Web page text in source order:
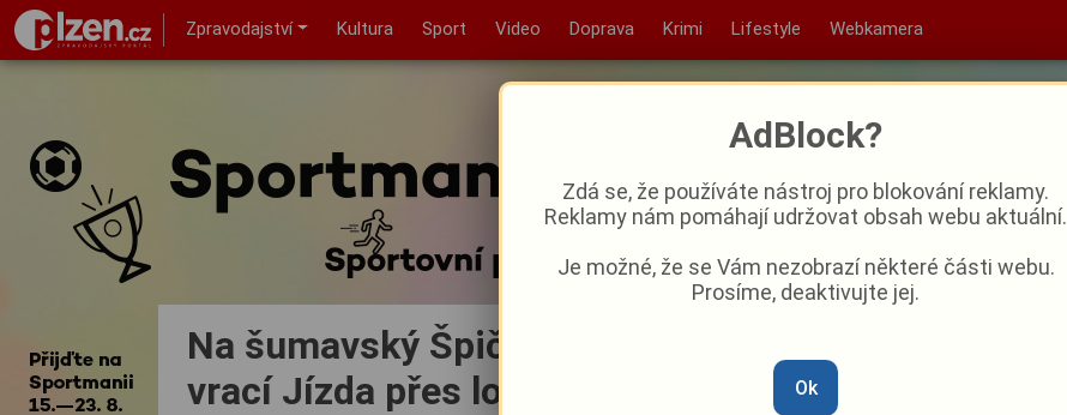
Zpravodajství Kultura Sport Video Doprava Krimi Lifestyle Webkamera
Na šumavský Špičák se dnes po třech letech
vrací Jízda přes louži
AdBlock?
Zdá se, že používáte nástroj pro blokování reklamy.
Reklamy nám pomáhají udržovat obsah webu aktuální.
Je možné, že se Vám nezobrazí některé části webu.
Prosíme, deaktivujte jej.
Ok